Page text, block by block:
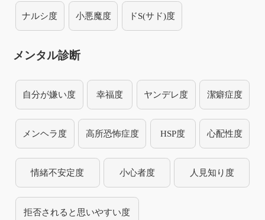
ナルシ度 小悪魔度 ドS(サド)度
メンタル診断
自分が嫌い度 幸福度 ヤンデレ度 潔癖症度
メンヘラ度 高所恐怖症度 HSP度 心配性度
情緒不安定度 小心者度 人見知り度
拒否されると思いやすい度